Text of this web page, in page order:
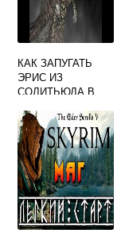
КАК ЗАПУГАТЬ
ЭРИС ИЗ
СОЛИТЬЮДА В